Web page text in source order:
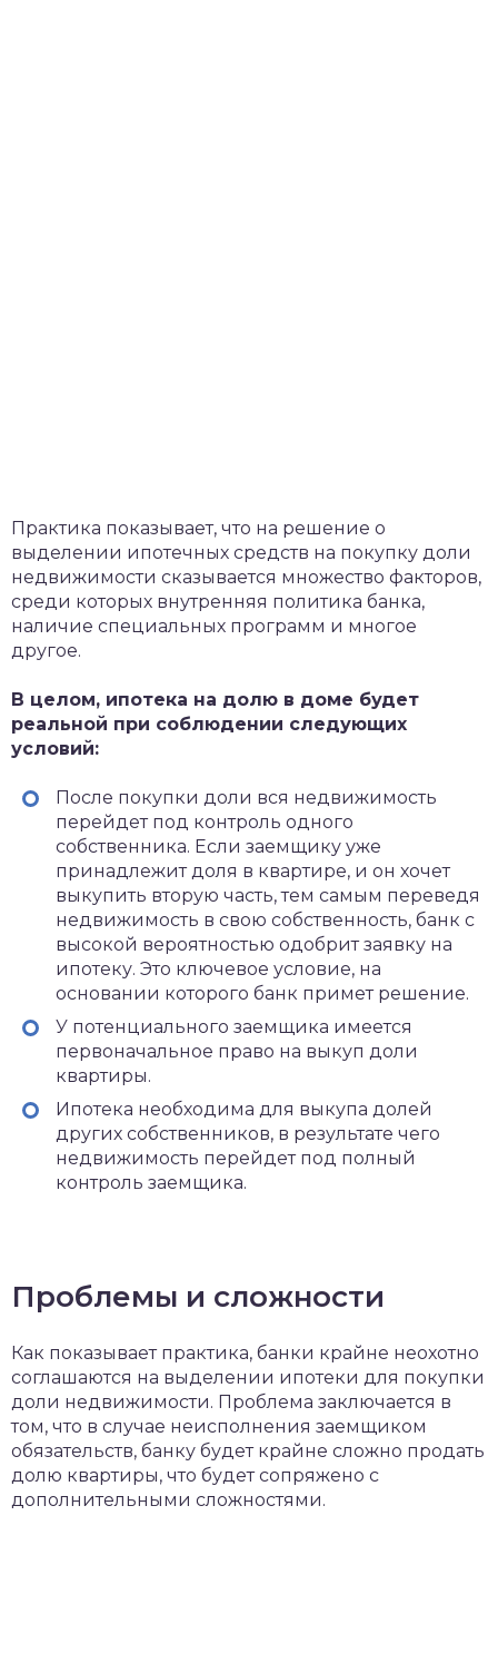
Практика показывает, что на решение о
выделении ипотечных средств на покупку доли
недвижимости сказывается множество факторов,
среди которых внутренняя политика банка,
наличие специальных программ и многое
другое.
В целом, ипотека на долю в доме будет
реальной при соблюдении следующих
условий:
После покупки доли вся недвижимость
перейдет под контроль одного
собственника. Если заемщику уже
принадлежит доля в квартире, и он хочет
выкупить вторую часть, тем самым переведя
недвижимость в свою собственность, банк с
высокой вероятностью одобрит заявку на
ипотеку. Это ключевое условие, на
основании которого банк примет решение.
У потенциального заемщика имеется
первоначальное право на выкуп доли
квартиры.
Ипотека необходима для выкупа долей
других собственников, в результате чего
недвижимость перейдет под полный
контроль заемщика.
Проблемы и сложности
Как показывает практика, банки крайне неохотно
соглашаются на выделении ипотеки для покупки
доли недвижимости. Проблема заключается в
том, что в случае неисполнения заемщиком
обязательств, банку будет крайне сложно продать
долю квартиры, что будет сопряжено с
дополнительными сложностями.